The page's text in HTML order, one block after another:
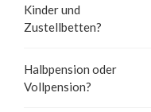
Kinder und
Zustellbetten?
Halbpension oder
Vollpension?